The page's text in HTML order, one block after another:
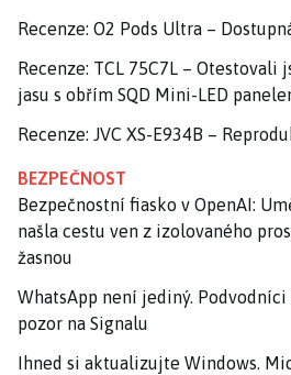
Recenze: O2 Pods Ultra –
Recenze: TCL 75C7L – Otestovali
jasu s obřím SQD Mini-LED
Recenze: JVC XS-E934B –
BEZPEČNOST
Bezpečnostní fiasko v OpenAI:
našla cestu ven z izolovaného
žasnou
WhatsApp není jediný.
pozor na Signalu
Ihned si aktualizujte Windows.